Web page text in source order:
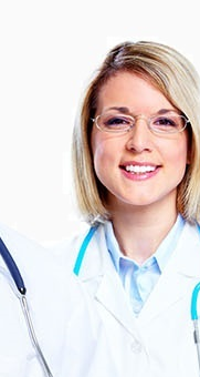
dodavanje ili
postavljanje
lokacijom,
promo ili
sadržaja na
Cijena usluge:
Kliknite ispod,
saznajte više
ponudu: